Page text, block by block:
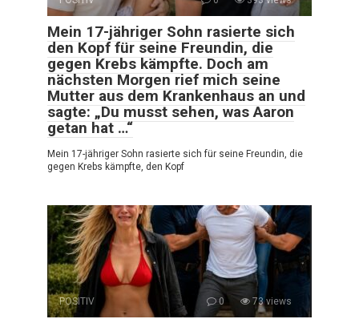
Mein 17-jähriger Sohn rasierte sich
den Kopf für seine Freundin, die
gegen Krebs kämpfte. Doch am
nächsten Morgen rief mich seine
Mutter aus dem Krankenhaus an und
sagte: „Du musst sehen, was Aaron
getan hat …“
Mein 17-jähriger Sohn rasierte sich für seine Freundin, die
gegen Krebs kämpfte, den Kopf
POSITIV 0 73 views